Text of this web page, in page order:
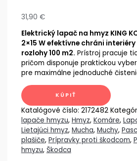
31,90 €
Elektrický lapač na hmyz KING
2×15 W efektívne chráni
rozlohy 100 m2. Prístroj pracuje
pričom disponuje praktickou
pre maximálne jednoduché
KÚPIŤ
Katalógové číslo: 2172482
lapače hmyzu, Hmyz, Komáre,
Lietajúci hmyz, Mucha, Muchy,
plašiče, Prípravky proti škodcom,
hmyzu, Škodca